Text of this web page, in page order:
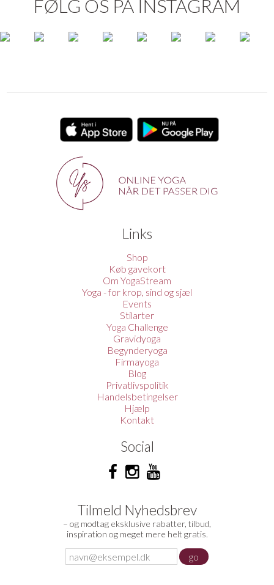
FØLG OS PÅ INSTAGRAM
Links
Shop
Køb gavekort
Om YogaStream
Yoga - for krop, sind og sjæl
Events
Stilarter
Yoga Challenge
Gravidyoga
Begynderyoga
Firmayoga
Blog
Privatlivspolitik
Handelsbetingelser
Hjælp
Kontakt
Social
Tilmeld Nyhedsbrev
– og modtag eksklusive rabatter, tilbud,
inspiration og meget mere helt gratis.